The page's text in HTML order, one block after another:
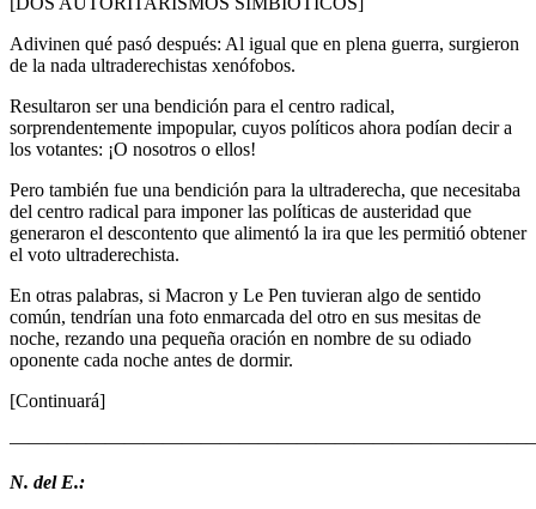
Adivinen qué pasó después: Al igual que en plena guerra, surgieron
de la nada ultraderechistas xenófobos.
Resultaron ser una bendición para el centro radical,
sorprendentemente impopular, cuyos políticos ahora podían decir a
los votantes: ¡O nosotros o ellos!
Pero también fue una bendición para la ultraderecha, que necesitaba
del centro radical para imponer las políticas de austeridad que
generaron el descontento que alimentó la ira que les permitió obtener
el voto ultraderechista.
En otras palabras, si Macron y Le Pen tuvieran algo de sentido
común, tendrían una foto enmarcada del otro en sus mesitas de
noche, rezando una pequeña oración en nombre de su odiado
oponente cada noche antes de dormir.
[Continuará]
N. del E.: